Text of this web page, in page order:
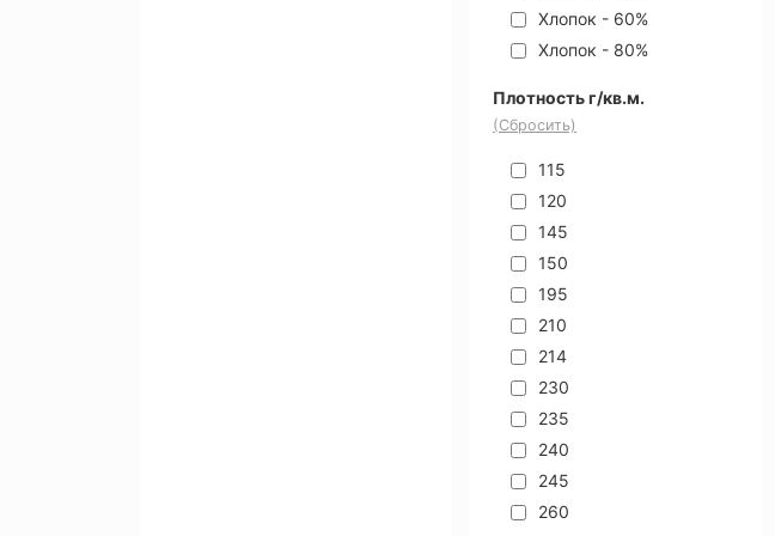
Хлопок - 60%
Хлопок - 80%
Плотность г/кв.м.
(Сбросить)
115
120
145
150
195
210
214
230
235
240
245
260